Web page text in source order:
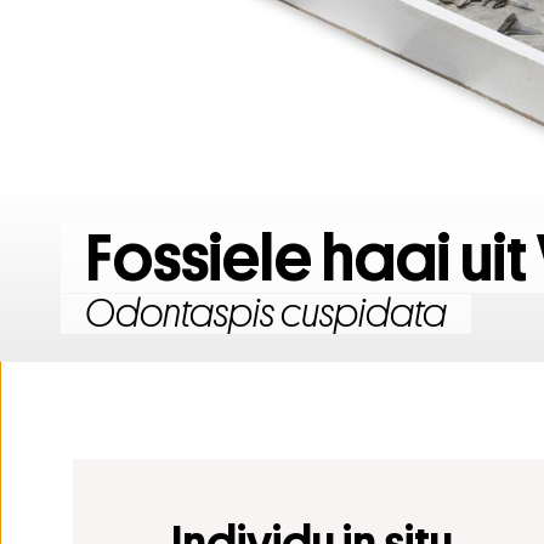
Laatst toegevoegde topverzamelingen
Fossiele haai
Odontaspis cuspidata